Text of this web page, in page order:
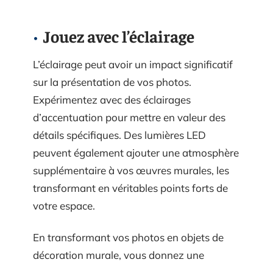
Jouez avec l’éclairage
L’éclairage peut avoir un impact significatif
sur la présentation de vos photos.
Expérimentez avec des éclairages
d’accentuation pour mettre en valeur des
détails spécifiques. Des lumières LED
peuvent également ajouter une atmosphère
supplémentaire à vos œuvres murales, les
transformant en véritables points forts de
votre espace.
En transformant vos photos en objets de
décoration murale, vous donnez une